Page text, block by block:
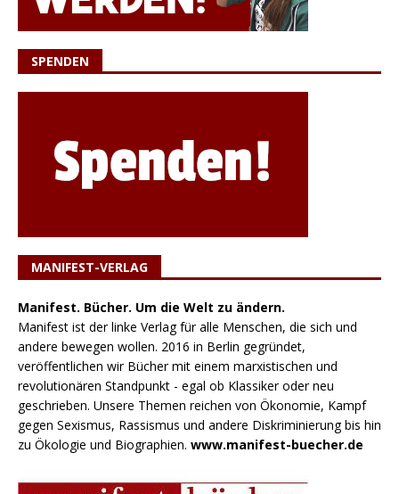
SPENDEN
MANIFEST-VERLAG
Manifest. Bücher. Um die Welt zu ändern.
Manifest ist der linke Verlag für alle Menschen, die sich und
andere bewegen wollen. 2016 in Berlin gegründet,
veröffentlichen wir Bücher mit einem marxistischen und
revolutionären Standpunkt - egal ob Klassiker oder neu
geschrieben. Unsere Themen reichen von Ökonomie, Kampf
gegen Sexismus, Rassismus und andere Diskriminierung bis hin
zu Ökologie und Biographien. www.manifest-buecher.de